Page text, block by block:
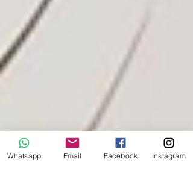
Whatsapp Email Facebook Instagram